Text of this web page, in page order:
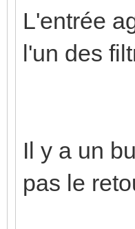
card
-
L'entrée
l'un des
Il y a un
pas le